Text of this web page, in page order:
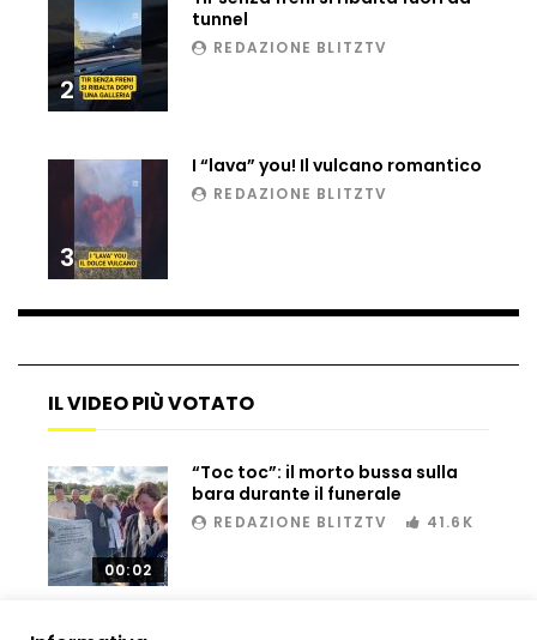
Cinque colpi in tre giorni a Milano: le
immagini che lo tradiscono
chiude in 4 ore e 10: “Up and down for
me is very difficult”
Ingresso da film a Taormina: lo sposo
plana tra le rovine greche
Incendio nel Vicentino, in fumo un
deposito di giocattoli
Il sindaco Silvia Salis porta in aula gli
insulti sessisti che riceve
la prima neve trasforma il paese
2
tunnel
REDAZIONE BLITZTV
3
I “lava” you! Il vulcano romantico
REDAZIONE BLITZTV
IL VIDEO PIÙ VOTATO
00:02
“Toc toc”: il morto bussa sulla
bara durante il funerale
REDAZIONE BLITZTV 41.6K